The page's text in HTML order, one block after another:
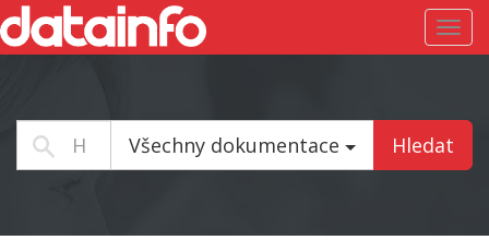
Všechny dokumentace Hledat